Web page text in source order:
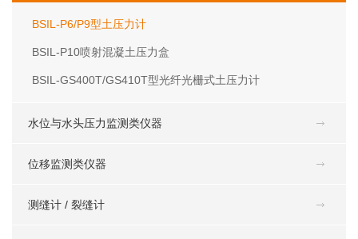
BSIL-P6/P9型土压力计
BSIL-P10喷射混凝土压力盒
BSIL-GS400T/GS410T型光纤光栅式土压力计
水位与水头压力监测类仪器
位移监测类仪器
测缝计 / 裂缝计